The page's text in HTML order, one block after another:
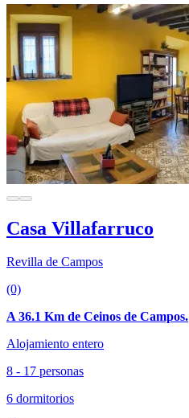
Casa Villafarruco
Revilla de Campos
(0)
A 36.1 Km de Ceinos de Campos.
Alojamiento entero
8 - 17 personas
6 dormitorios